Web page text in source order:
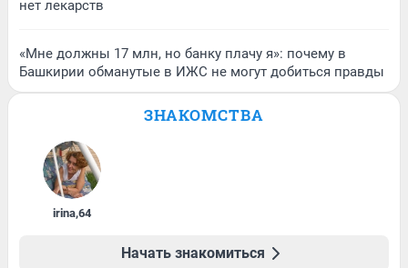
нет лекарств
«Мне должны 17 млн, но банку плачу я»: почему в
Башкирии обманутые в ИЖС не могут добиться правды
ЗНАКОМСТВА
irina,64
Начать знакомиться